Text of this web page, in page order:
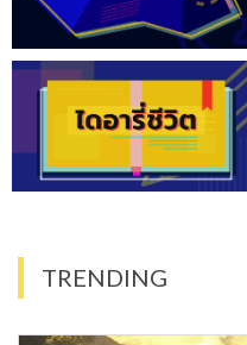
TRENDING